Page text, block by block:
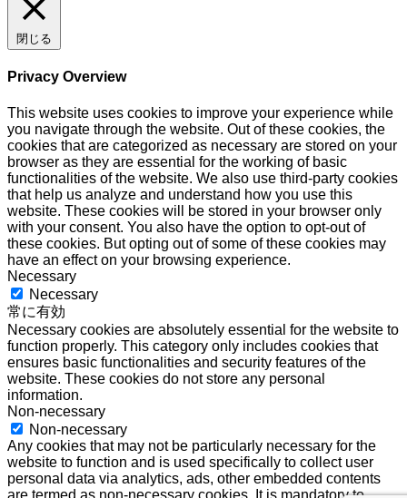
閉じる
Privacy Overview
This website uses cookies to improve your experience while
you navigate through the website. Out of these cookies, the
cookies that are categorized as necessary are stored on your
browser as they are essential for the working of basic
functionalities of the website. We also use third-party cookies
that help us analyze and understand how you use this
website. These cookies will be stored in your browser only
with your consent. You also have the option to opt-out of
these cookies. But opting out of some of these cookies may
have an effect on your browsing experience.
Necessary
Necessary
常に有効
Necessary cookies are absolutely essential for the website to
function properly. This category only includes cookies that
ensures basic functionalities and security features of the
website. These cookies do not store any personal
information.
Non-necessary
Non-necessary
Any cookies that may not be particularly necessary for the
website to function and is used specifically to collect user
personal data via analytics, ads, other embedded contents
are termed as non-necessary cookies. It is mandatory to